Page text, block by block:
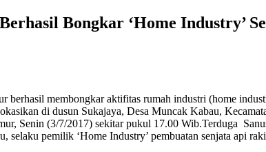
Bongkar ‘Home Industry’
berhasil membongkar aktifitas rumah industri (home
di dusun Sukajaya, Desa Muncak Kabau,
Senin (3/7/2017) sekitar pukul 17.00 Wib.Terduga
selaku pemilik ‘Home Industry’ pembuatan senjata api